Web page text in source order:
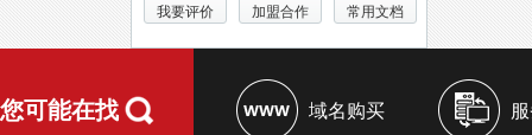
我要评价 加盟合作 常用文档
您可能在找 域名购买